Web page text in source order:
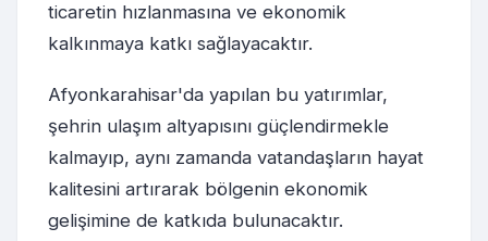
ticaretin hızlanmasına ve ekonomik
kalkınmaya katkı sağlayacaktır.
Afyonkarahisar'da yapılan bu yatırımlar,
şehrin ulaşım altyapısını güçlendirmekle
kalmayıp, aynı zamanda vatandaşların hayat
kalitesini artırarak bölgenin ekonomik
gelişimine de katkıda bulunacaktır.